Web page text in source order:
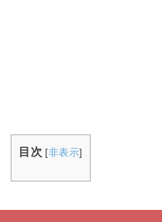
目次 [非表示]